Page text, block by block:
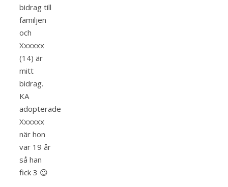
bidrag till
familjen
och
Xxxxxx
(14) är
mitt
bidrag.
KA
adopterade
Xxxxxx
när hon
var 19 år
så han
fick 3 😉